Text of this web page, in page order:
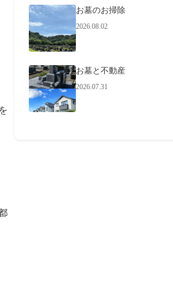
お墓のお掃除
2026.08.02
お墓と不動産
2026.07.31